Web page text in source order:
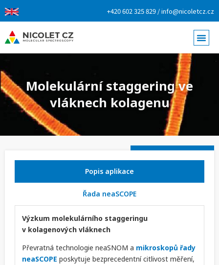
+420 602 325 829 / info@nicoletcz.cz
Molekulární staggering ve
vláknech kolagenu
Popis aplikace
Řada neaSCOPE
Výzkum molekulárního staggeringu
v kolagenových vláknech
Převratná technologie neaSNOM a mikroskopů řady
neaSCOPE poskytuje bezprecedentní citlivost měření,